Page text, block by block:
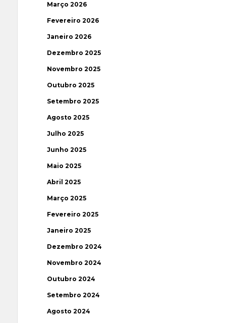
Março 2026
Fevereiro 2026
Janeiro 2026
Dezembro 2025
Novembro 2025
Outubro 2025
Setembro 2025
Agosto 2025
Julho 2025
Junho 2025
Maio 2025
Abril 2025
Março 2025
Fevereiro 2025
Janeiro 2025
Dezembro 2024
Novembro 2024
Outubro 2024
Setembro 2024
Agosto 2024